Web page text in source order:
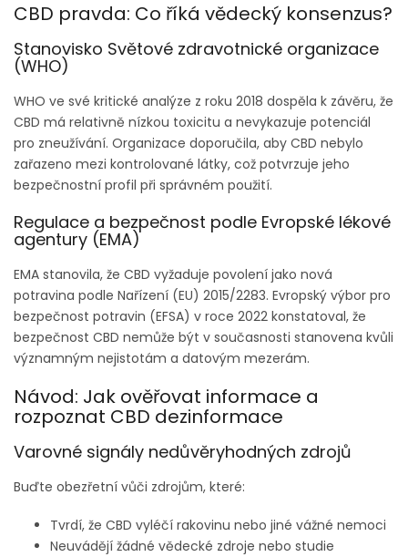
CBD pravda: Co říká vědecký konsenzus?
Stanovisko Světové zdravotnické organizace
(WHO)
WHO ve své kritické analýze z roku 2018 dospěla k závěru, že
CBD má relativně nízkou toxicitu a nevykazuje potenciál
pro zneužívání. Organizace doporučila, aby CBD nebylo
zařazeno mezi kontrolované látky, což potvrzuje jeho
bezpečnostní profil při správném použití.
Regulace a bezpečnost podle Evropské lékové
agentury (EMA)
EMA stanovila, že CBD vyžaduje povolení jako nová
potravina podle Nařízení (EU) 2015/2283. Evropský výbor pro
bezpečnost potravin (EFSA) v roce 2022 konstatoval, že
bezpečnost CBD nemůže být v současnosti stanovena kvůli
významným nejistotám a datovým mezerám.
Návod: Jak ověřovat informace a
rozpoznat CBD dezinformace
Varovné signály nedůvěryhodných zdrojů
Buďte obezřetní vůči zdrojům, které:
Tvrdí, že CBD vyléčí rakovinu nebo jiné vážné nemoci
Neuvádějí žádné vědecké zdroje nebo studie